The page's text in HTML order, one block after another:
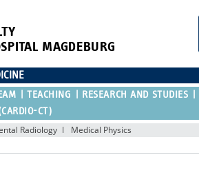
MAGDEBURG
TEACHING RESEARCH AND STUDIES
CT)
Radiology Medical Physics